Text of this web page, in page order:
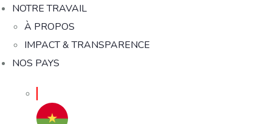
NOTRE TRAVAIL
À PROPOS
IMPACT & TRANSPARENCE
NOS PAYS